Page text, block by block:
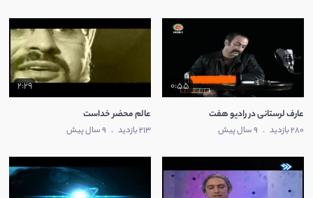
0:55
عارف لرستانی در رادیو هفت
280 بازدید . 9 سال پیش
2:29
عالم محضر خداست
213 بازدید . 9 سال پیش